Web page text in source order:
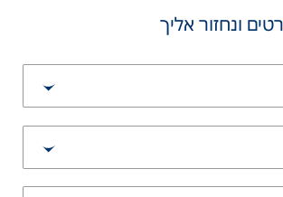
ונחזור אליך